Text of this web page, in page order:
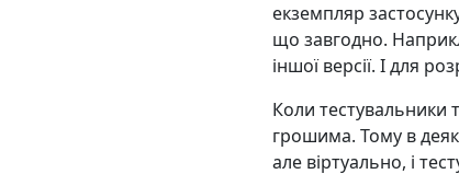
екземпляр
що завгодно.
іншої версії. І для
Коли тестувальники
грошима. Тому в
але віртуально, і